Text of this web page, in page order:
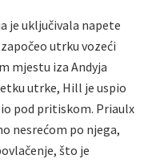
je uključivala napete
utrku vozeći
mjestu iza Andyja
utrke, Hill je uspio
pod pritiskom. Priaulx
nesrećom po njega,
što je